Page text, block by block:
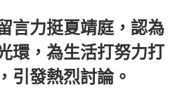
言力挺夏靖庭，認為
環，為生活打努力打
引發熱烈討論。